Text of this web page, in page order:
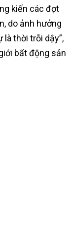
kiến các đợt
do ảnh hưởng
thời trỗi dậy”,
bất động sản